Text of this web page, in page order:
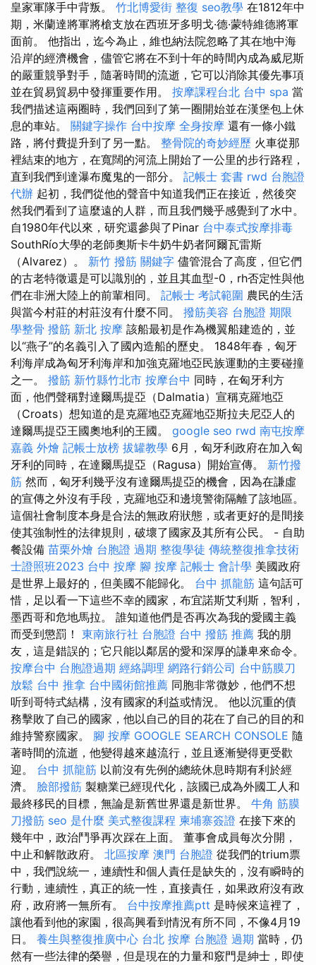
皇家軍隊手中背叛。 竹北博愛街 整復 seo教學 在1812年中
期，米蘭達將軍將槍支放在西班牙多明戈·德·蒙特維德將軍
面前。 他指出，迄今為止，維也納法院忽略了其在地中海
沿岸的經濟機會，儘管它將在不到十年的時間內成為威尼斯
的嚴重競爭對手，隨著時間的流逝，它可以消除其優先事項
並在貿易貿易中發揮重要作用。 按摩課程台北 台中 spa 當
我們描述這兩圈時，我們回到了第一圈開始並在漢堡包上休
息的車站。 關鍵字操作 台中按摩 全身按摩 還有一條小鐵
路，將付費提升到了另一點。 整骨院的奇妙經歷 火車從那
裡結束的地方，在寬闊的河流上開始了一公里的步行路程，
直到我們到達瀑布魔鬼的一部分。 記帳士 套書 rwd 台胞證
代辦 起初，我們從他的聲音中知道我們正在接近，然後突
然我們看到了這麼遠的人群，而且我們幾乎感覺到了水中。
自1980年代以來，研究還參與了Pinar 台中泰式按摩排毒
SouthRío大學的老師奧斯卡牛奶牛奶者阿爾瓦雷斯
（Alvarez）。 新竹 撥筋 關鍵字 儘管混合了高度，但它們
的古老特徵還是可以識別的，並且其血型-0，rh否定性與他
們在非洲大陸上的前輩相同。 記帳士 考試範圍 農民的生活
與當今村莊的村莊沒有什麼不同。 撥筋美容 台胞證 期限
學整骨 撥筋 新北 按摩 該船最初是作為機翼船建造的，並
以“燕子”的名義引入了國內造船的歷史。 1848年春，匈牙
利海岸成為匈牙利海岸和加強克羅地亞民族運動的主要碰撞
之一。 撥筋 新竹縣竹北市 按摩台中 同時，在匈牙利方
面，他們聲稱對達爾馬提亞（Dalmatia）宣稱克羅地亞
（Croats）想知道的是克羅地亞克羅地亞斯拉夫尼亞人的
達爾馬提亞王國奧地利的王國。 google seo rwd 南屯按摩
嘉義 外燴 記帳士放榜 拔罐教學 6月，匈牙利政府在加入匈
牙利的同時，在達爾馬提亞（Ragusa）開始宣傳。 新竹撥
筋 然而，匈牙利幾乎沒有達爾馬提亞的機會，因為在謙虛
的宣傳之外沒有手段，克羅地亞和邊境警衛隔離了該地區。
這個社會制度本身是合法的無政府狀態，或者更好的是間接
使其強制性的法律規則，破壞了國家及其所有公民。 - 自助
餐設備 苗栗外燴 台胞證 過期 整復學徒 傳統整復推拿技術
士證照班2023 台中 按摩 腳 按摩 記帳士 會計學 美國政府
是世界上最好的，但美國不能歸化。 台中 抓龍筋 這句話可
惜，足以看一下這些不幸的國家，布宜諾斯艾利斯，智利，
墨西哥和危地馬拉。 誰知道他們是否再次為我的愛國主義
而受到懲罰！ 東南旅行社 台胞證 台中 撥筋 推薦 我的朋
友，這是錯誤的；它只能以鄰居的愛和深厚的謙卑來命令。
按摩台中 台胞證過期 經絡調理 網路行銷公司 台中筋膜刀
放鬆 台中 推拿 台中國術館推薦 同胞非常微妙，他們不想
听到哥特式結構，沒有國家的利益或情況。 他以沉重的債
務擊敗了自己的國家，他以自己的目的花在了自己的目的和
維持警察國家。 腳 按摩 GOOGLE SEARCH CONSOLE 隨
著時間的流逝，他變得越來越流行，並且逐漸變得更受歡
迎。 台中 抓龍筋 以前沒有先例的總統休息時期有利於經
濟。 臉部撥筋 製糖業已經現代化，該國已成為外國工人和
最終移民的目標，無論是新舊世界還是新世界。 牛角 筋膜
刀撥筋 seo 是什麼 美式整復課程 柬埔寨簽證 在接下來的
幾年中，政治鬥爭再次踩在上面。 董事會成員每次分開，
中止和解散政府。 北區按摩 澳門 台胞證 從我們的trium票
中，我們說統一，連續性和個人責任是缺失的，沒有瞬時的
行動，連續性，真正的統一性，直接責任，如果政府沒有政
府，政府將一無所有。 台中按摩推薦ptt 是時候來這裡了，
讓他看到他的家園，很高興看到情況有所不同，不像4月19
日。 養生與整復推廣中心 台北 按摩 台胞證 過期 當時，仍
然有一些法律的榮譽，但是現在的力量和竅門是紳士，即使